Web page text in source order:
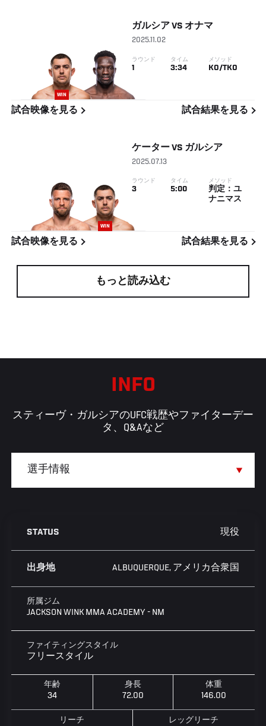
WIN
ガルシア VS オナマ
2025.11.02
ラウンド
1
タイム
3:34
メソッド
KO/TKO
試合映像を見る 試合結果を見る
WIN
ケーター VS ガルシア
2025.07.13
ラウンド
3
タイム
5:00
メソッド
判定：ユ
ナニマス
試合映像を見る 試合結果を見る
もっと読み込む
INFO
スティーヴ・ガルシアのUFC戦歴やファイターデー
タ、Q&Aなど
STATUS 現役
出身地 ALBUQUERQUE, アメリカ合衆国
所属ジム
JACKSON WINK MMA ACADEMY - NM
ファイティングスタイル
フリースタイル
年齢
34
身長
72.00
体重
146.00
リーチ レッグリーチ